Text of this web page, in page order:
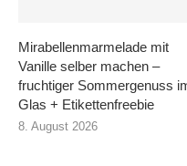
Mirabellenmarmelade mit
Vanille selber machen –
fruchtiger Sommergenuss
Glas + Etikettenfreebie
8. August 2026